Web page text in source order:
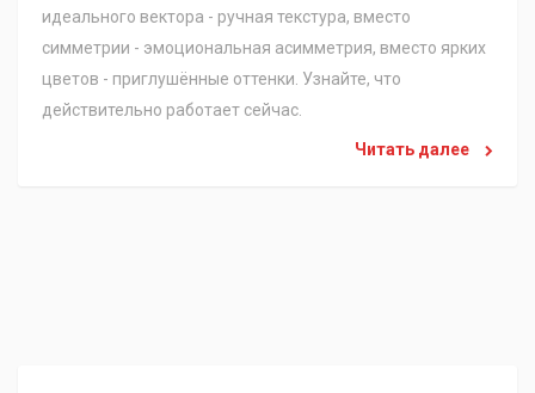
идеального вектора - ручная текстура, вместо
симметрии - эмоциональная асимметрия, вместо ярких
цветов - приглушённые оттенки. Узнайте, что
действительно работает сейчас.
Читать далее